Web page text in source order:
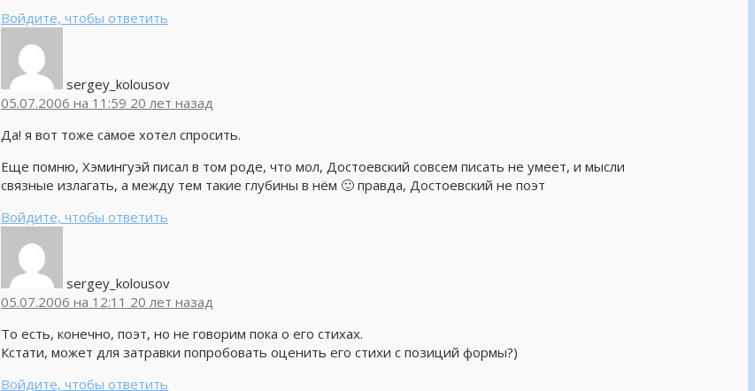
Войдите, чтобы ответить
sergey_kolousov
05.07.2006 на 11:59 20 лет назад
Да! я вот тоже самое хотел спросить.
Еще помню, Хэмингуэй писал в том роде, что мол, Достоевский совсем писать не умеет, и мысли
связные излагать, а между тем такие глубины в нём 🙂 правда, Достоевский не поэт
Войдите, чтобы ответить
sergey_kolousov
05.07.2006 на 12:11 20 лет назад
То есть, конечно, поэт, но не говорим пока о его стихах.
Кстати, может для затравки попробовать оценить его стихи с позиций формы?)
Войдите, чтобы ответить